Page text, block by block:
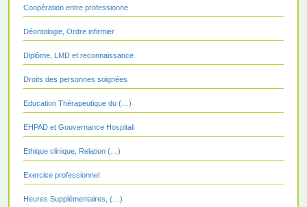
Coopération entre professionne
Déontologie, Ordre infirmier
Diplôme, LMD et reconnaissance
Droits des personnes soignées
Education Thérapeutique du (…)
EHPAD et Gouvernance Hospitali
Ethique clinique, Relation (…)
Exercice professionnel
Heures Supplémentaires, (…)